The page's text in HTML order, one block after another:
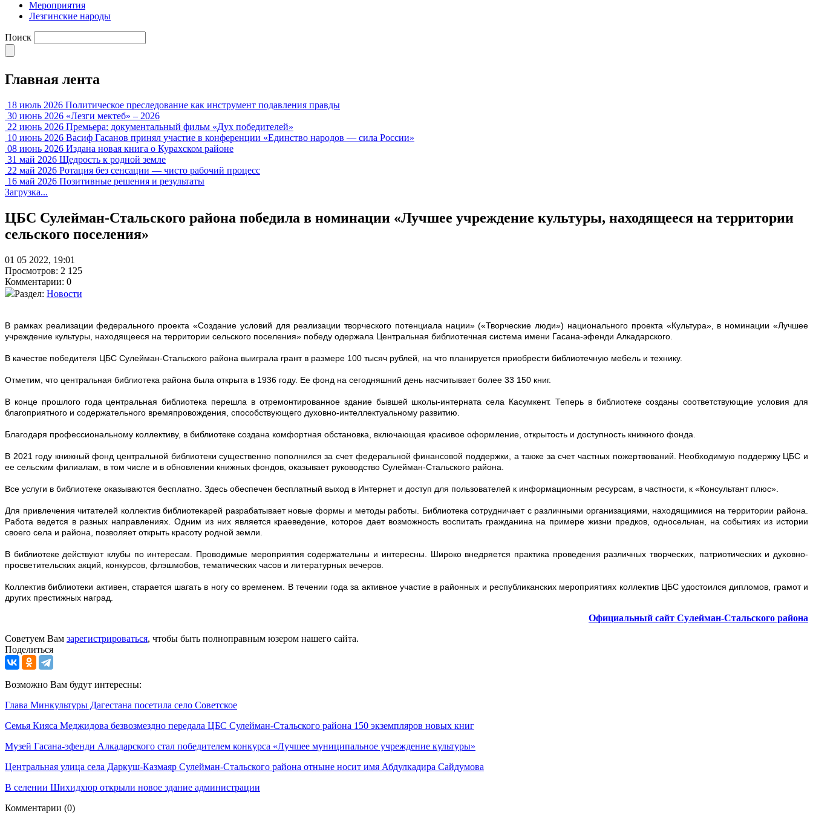
Мероприятия
Лезгинские народы
Поиск
Главная лента
18 июль 2026 Политическое преследование как инструмент подавления правды
30 июнь 2026 «Лезги мектеб» – 2026
22 июнь 2026 Премьера: документальный фильм «Дух победителей»
10 июнь 2026 Васиф Гасанов принял участие в конференции «Единство народов — сила России»
08 июнь 2026 Издана новая книга о Курахском районе
31 май 2026 Щедрость к родной земле
22 май 2026 Ротация без сенсации — чисто рабочий процесс
16 май 2026 Позитивные решения и результаты
Загрузка...
ЦБС Сулейман-Стальского района победила в номинации «Лучшее учреждение культуры, находящееся на территории
сельского поселения»
01 05 2022, 19:01
Просмотров: 2 125
Комментарии: 0
Раздел: Новости
В рамках реализации федерального проекта «Создание условий для реализации творческого потенциала нации» («Творческие люди») национального проекта «Культура», в номинации «Лучшее
учреждение культуры, находящееся на территории сельского поселения» победу одержала Центральная библиотечная система имени Гасана-эфенди Алкадарского.
В качестве победителя ЦБС Сулейман-Стальского района выиграла грант в размере 100 тысяч рублей, на что планируется приобрести библиотечную мебель и технику.
Отметим, что центральная библиотека района была открыта в 1936 году. Ее фонд на сегодняшний день насчитывает более 33 150 книг.
В конце прошлого года центральная библиотека перешла в отремонтированное здание бывшей школы-интерната села Касумкент. Теперь в библиотеке созданы соответствующие условия для
благоприятного и содержательного времяпровождения, способствующего духовно-интеллектуальному развитию.
Благодаря профессиональному коллективу, в библиотеке создана комфортная обстановка, включающая красивое оформление, открытость и доступность книжного фонда.
В 2021 году книжный фонд центральной библиотеки существенно пополнился за счет федеральной финансовой поддержки, а также за счет частных пожертвований. Необходимую поддержку ЦБС и
ее сельским филиалам, в том числе и в обновлении книжных фондов, оказывает руководство Сулейман-Стальского района.
Все услуги в библиотеке оказываются бесплатно. Здесь обеспечен бесплатный выход в Интернет и доступ для пользователей к информационным ресурсам, в частности, к «Консультант плюс».
Для привлечения читателей коллектив библиотекарей разрабатывает новые формы и методы работы. Библиотека сотрудничает с различными организациями, находящимися на территории района.
Работа ведется в разных направлениях. Одним из них является краеведение, которое дает возможность воспитать гражданина на примере жизни предков, односельчан, на событиях из истории
своего села и района, позволяет открыть красоту родной земли.
В библиотеке действуют клубы по интересам. Проводимые мероприятия содержательны и интересны. Широко внедряется практика проведения различных творческих, патриотических и духовно-
просветительских акций, конкурсов, флэшмобов, тематических часов и литературных вечеров.
Коллектив библиотеки активен, старается шагать в ногу со временем. В течении года за активное участие в районных и республиканских мероприятиях коллектив ЦБС удостоился дипломов, грамот и
других престижных наград.
Официальный сайт Сулейман-Стальского района
Советуем Вам зарегистрироваться, чтобы быть полноправным юзером нашего сайта.
Поделиться
Возможно Вам будут интересны:
Глава Минкультуры Дагестана посетила село Советское
Семья Кияса Меджидова безвозмездно передала ЦБС Сулейман-Стальского района 150 экземпляров новых книг
Музей Гасана-эфенди Алкадарского стал победителем конкурса «Лучшее муниципальное учреждение культуры»
Центральная улица села Даркуш-Казмаяр Сулейман-Стальского района отныне носит имя Абдулкадира Сайдумова
В селении Шихидхюр открыли новое здание администрации
Комментарии (0)